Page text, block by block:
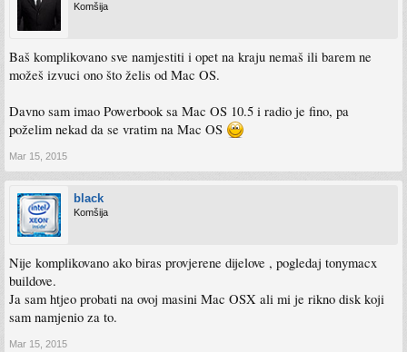
Komšija
Baš komplikovano sve namjestiti i opet na kraju nemaš ili barem ne
možeš izvuci ono što želis od Mac OS.
Davno sam imao Powerbook sa Mac OS 10.5 i radio je fino, pa
poželim nekad da se vratim na Mac OS
Mar 15, 2015
black
Komšija
Nije komplikovano ako biras provjerene dijelove , pogledaj tonymacx
buildove.
Ja sam htjeo probati na ovoj masini Mac OSX ali mi je rikno disk koji
sam namjenio za to.
Mar 15, 2015